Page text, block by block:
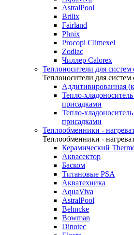
AstralPool
Brilix
Fairland
Phnix
Procopi Climexel
Zodiac
Чиллер Calorex
Теплоносители для систем
Теплоносители для систем
Аддитивированная
Тепло-
присадками
Тепло-
присадками
Теплообменники -
Теплообменники -
Керамический
Аквасектор
Баском
Титановые PSA
Акватехника
AquaViva
AstralPool
Behncke
Bowman
Dinotec